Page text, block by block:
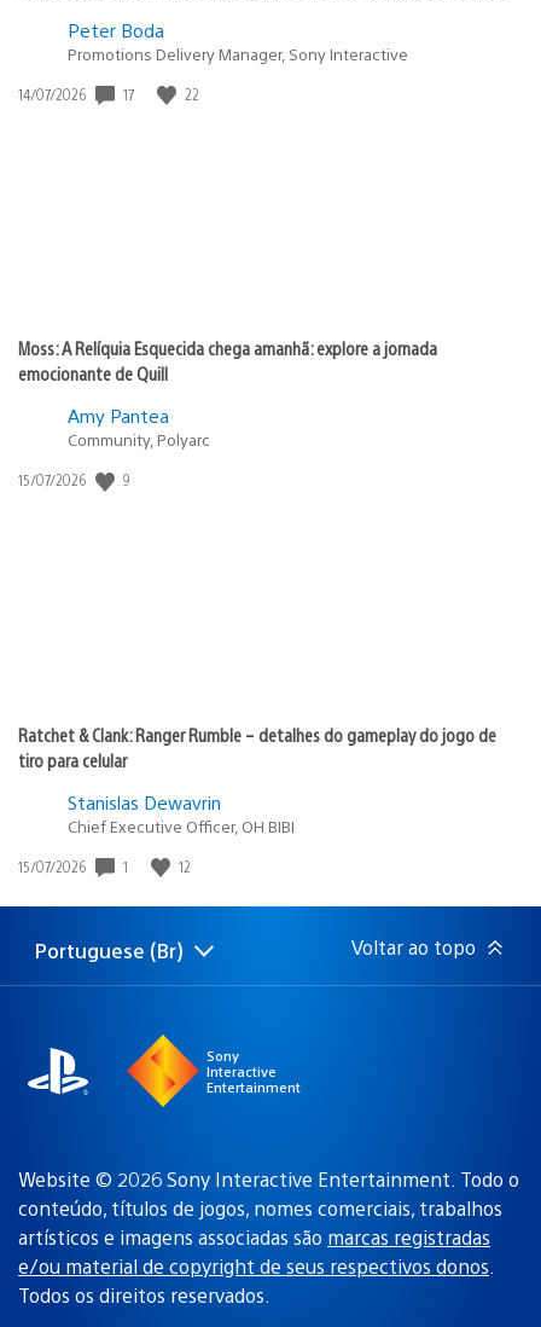
Peter Boda
Promotions Delivery Manager, Sony Interactive
Data
14/07/2026 17 22
Moss: A Relíquia Esquecida chega amanhã: explore a jornada
emocionante de Quill
Amy Pantea
Community, Polyarc
Data
15/07/2026 9
Ratchet & Clank: Ranger Rumble – detalhes do gameplay do jogo de
tiro para celular
Stanislas Dewavrin
Chief Executive Officer, OH BIBI
Data
publicação:
15/07/2026 1 12
Selecione
uma
Região
atual:
Portuguese (Br) Voltar ao topo
Sony
Interactive
Entertainment
Website © 2026 Sony Interactive Entertainment. Todo o
conteúdo, títulos de jogos, nomes comerciais, trabalhos
artísticos e imagens associadas são marcas registradas
e/ou material de copyright de seus respectivos donos.
Todos os direitos reservados.